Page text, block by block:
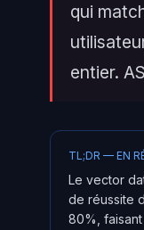
qui
entier.
TL;DR — EN
Le vector
de réussite
80%,